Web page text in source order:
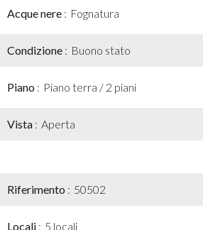
Acque nere Fognatura
Condizione Buono stato
Piano Piano terra / 2 piani
Vista Aperta
Riferimento 50502
Locali 5 locali